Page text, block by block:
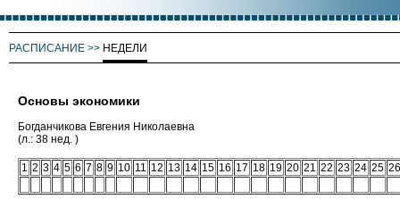
РАСПИСАНИЕ >> НЕДЕЛИ
Основы экономики
Богданчикова Евгения Николаевна
(л.: 38 нед. )
1 2 3 4 5 6 7 8 9 10 11 12 13 14 15 16 17 18 19 20 21 22 23 24 25 26